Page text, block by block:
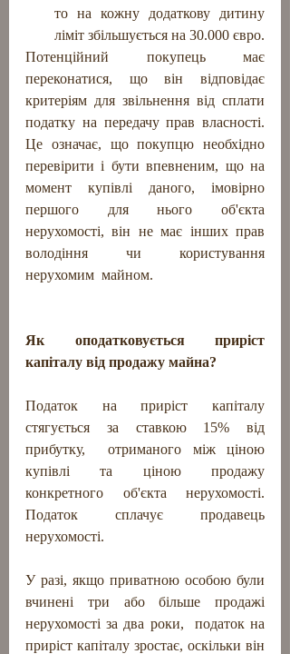
то на кожну додаткову дитину
ліміт збільшується на 30.000 євро.
Потенційний покупець має
переконатися, що він відповідає
критеріям для звільнення від сплати
податку на передачу прав власності.
Це означає, що покупцю необхідно
перевірити і бути впевненим, що на
момент купівлі даного, імовірно
першого для нього об'єкта
нерухомості, він не має інших прав
володіння чи користування
нерухомим  майном.
Як оподатковується приріст
капіталу від продажу майна?
Податок на приріст капіталу
стягується за ставкою 15% від
прибутку,  отриманого між ціною
купівлі та ціною продажу
конкретного об'єкта нерухомості.
Податок сплачує продавець
нерухомості.
У разі, якщо приватною особою були
вчинені три або більше продажі
нерухомості за два роки,  податок на
приріст капіталу зростає, оскільки він